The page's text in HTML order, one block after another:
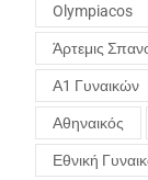
Olympiacos
Άρτεμις
Α1 Γυναικών
Αθηναικός
Εθνική